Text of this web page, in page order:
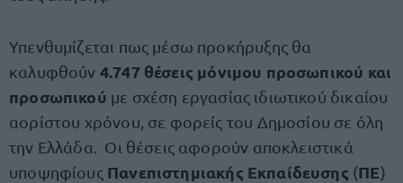
Υπενθυμίζεται πως μέσω προκήρυξης θα
καλυφθούν 4.747 θέσεις μόνιμου προσωπικού και
προσωπικού με σχέση εργασίας ιδιωτικού δικαίου
αορίστου χρόνου, σε φορείς του Δημοσίου σε όλη
την Ελλάδα. Οι θέσεις αφορούν αποκλειστικά
υποψηφίους Πανεπιστημιακής Εκπαίδευσης (ΠΕ)